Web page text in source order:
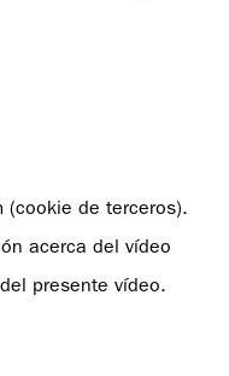
(cookie de terceros).
acerca del vídeo
presente vídeo.